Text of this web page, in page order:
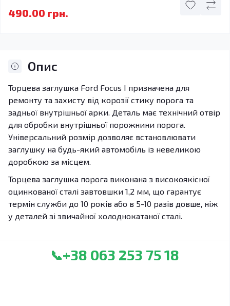
490.00 грн.
Опис
Торцева заглушка Ford Focus I призначена для
ремонту та захисту від корозії стику порога та
задньої внутрішньої арки. Деталь має технічний отвір
для обробки внутрішньої порожнини порога.
Універсальний розмір дозволяє встановлювати
заглушку на будь-який автомобіль із невеликою
доробкою за місцем.
Торцева заглушка порога виконана з високоякісної
оцинкованої сталі завтовшки 1,2 мм, що гарантує
термін служби до 10 років або в 5-10 разів довше, ніж
у деталей зі звичайної холоднокатаної сталі.
📞+38 063 253 75 18